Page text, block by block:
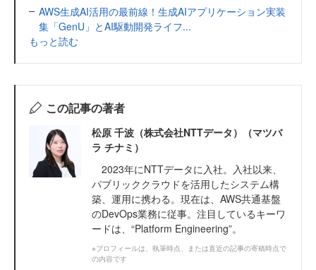
AWS生成AI活用の最前線！生成AIアプリケーション実装
集「GenU」とAI駆動開発ライフ...
もっと読む
この記事の著者
松原 千波（株式会社NTTデータ）（マツバ
ラ チナミ）
2023年にNTTデータに入社。入社以来、
パブリッククラウドを活用したシステム構
築、運用に携わる。現在は、AWS共通基盤
のDevOps業務に従事。注目しているキーワ
ードは、“Platform Engineering”。
※プロフィールは、執筆時点、または直近の記事の寄稿時点で
の内容です